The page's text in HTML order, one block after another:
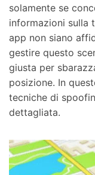
solamente se
informazioni sulla
app non siano
gestire questo
giusta per
posizione. In
tecniche di
dettagliata.